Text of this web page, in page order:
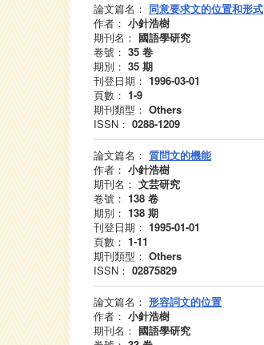
論文篇名： 同意要求文的位置和形式
作者： 小針浩樹
期刊名： 國語學研究
卷號： 35 卷
期別： 35 期
刊登日期： 1996-03-01
頁數： 1-9
期刊類型： Others
ISSN： 0288-1209
論文篇名： 質問文的機能
作者： 小針浩樹
期刊名： 文芸研究
卷號： 138 卷
期別： 138 期
刊登日期： 1995-01-01
頁數： 1-11
期刊類型： Others
ISSN： 02875829
論文篇名： 形容詞文的位置
作者： 小針浩樹
期刊名： 國語學研究